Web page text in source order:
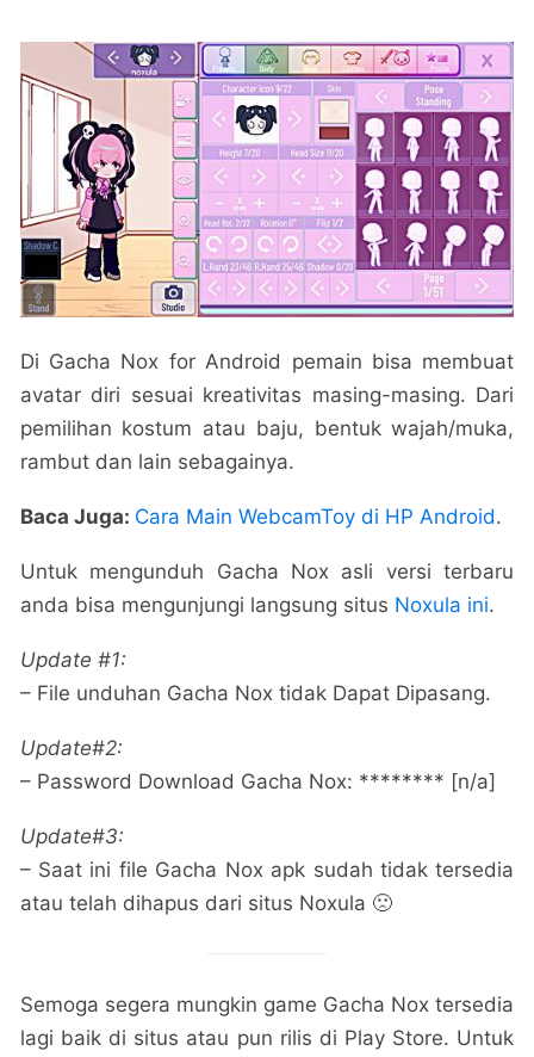
Di Gacha Nox for Android pemain bisa membuat
avatar diri sesuai kreativitas masing-masing. Dari
pemilihan kostum atau baju, bentuk wajah/muka,
rambut dan lain sebagainya.
Baca Juga: Cara Main WebcamToy di HP Android.
Untuk mengunduh Gacha Nox asli versi terbaru
anda bisa mengunjungi langsung situs Noxula ini.
Update #1:
– File unduhan Gacha Nox tidak Dapat Dipasang.
Update#2:
– Password Download Gacha Nox: ******** [n/a]
Update#3:
– Saat ini file Gacha Nox apk sudah tidak tersedia
atau telah dihapus dari situs Noxula 🙁
Semoga segera mungkin game Gacha Nox tersedia
lagi baik di situs atau pun rilis di Play Store. Untuk